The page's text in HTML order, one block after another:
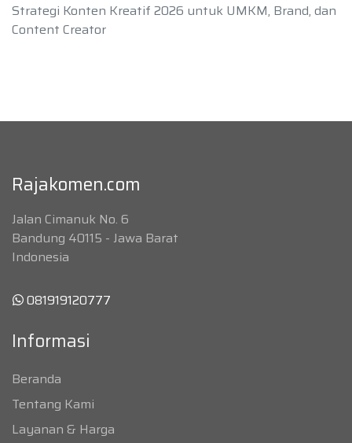
Strategi Konten Kreatif 2026 untuk UMKM, Brand, dan
Content Creator
Rajakomen.com
Jalan Cimanuk No. 6
Bandung 40115 - Jawa Barat
Indonesia
081919120777
Informasi
Beranda
Tentang Kami
Layanan & Harga